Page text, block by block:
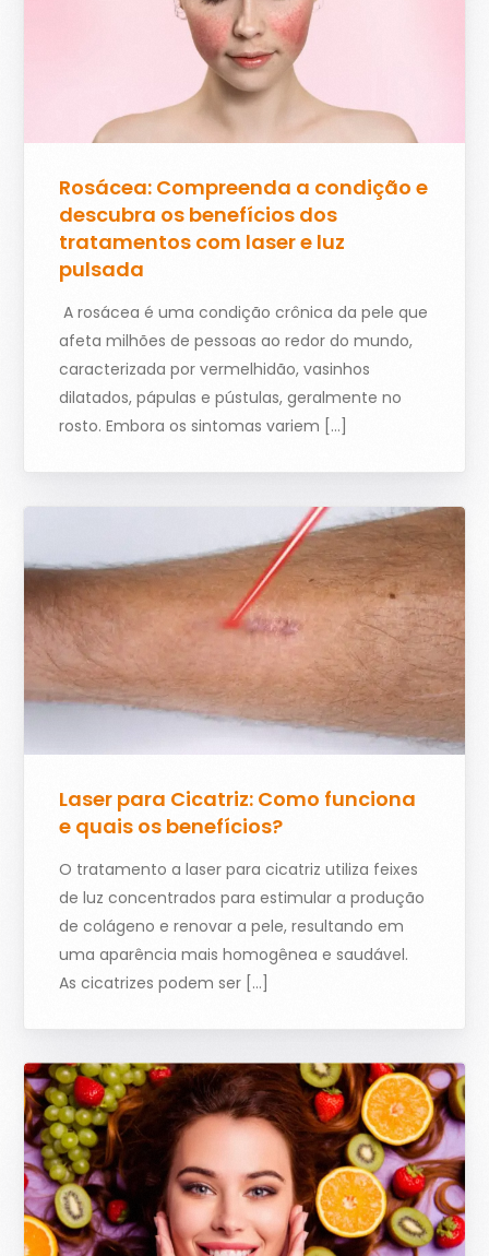
Rosácea: Compreenda a condição e
descubra os benefícios dos
tratamentos com laser e luz
pulsada
A rosácea é uma condição crônica da pele que
afeta milhões de pessoas ao redor do mundo,
caracterizada por vermelhidão, vasinhos
dilatados, pápulas e pústulas, geralmente no
rosto. Embora os sintomas variem […]
Laser para Cicatriz: Como funciona
e quais os benefícios?
O tratamento a laser para cicatriz utiliza feixes
de luz concentrados para estimular a produção
de colágeno e renovar a pele, resultando em
uma aparência mais homogênea e saudável.
As cicatrizes podem ser […]